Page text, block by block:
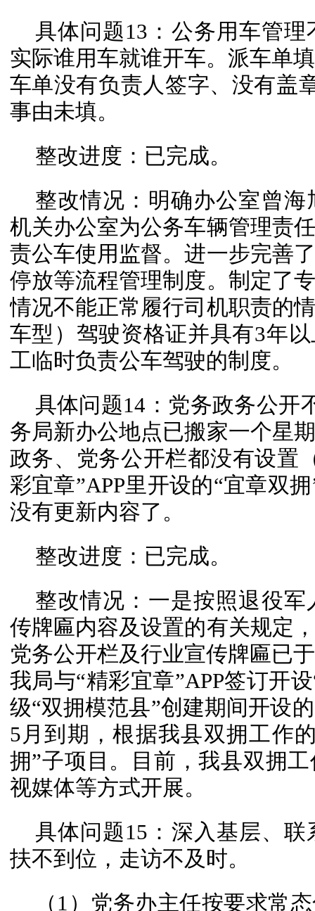
具体问题13：公务用车管
实际谁用车就谁开车。派车单
车单没有负责人签字、没有盖
事由未填。
整改进度：已完成。
整改情况：明确办公室曾
机关办公室为公务车辆管理责
责公车使用监督。进一步完善
停放等流程管理制度。制定了
情况不能正常履行司机职责的
车型）驾驶资格证并具有3年
工临时负责公车驾驶的制度。
具体问题14：党务政务公开
务局新办公地点已搬家一个星
政务、党务公开栏都没有设置
彩宜章”APP里开设的“宜章双
没有更新内容了。
整改进度：已完成。
整改情况：一是按照退役
传牌匾内容及设置的有关规定
党务公开栏及行业宣传牌匾已
我局与“精彩宜章”APP签订开
级“双拥模范县”创建期间开设
5月到期，根据我县双拥工作
拥”子项目。目前，我县双拥
视媒体等方式开展。
具体问题15：深入基层、
扶不到位，走访不及时。
（1）党务办主任按要求常